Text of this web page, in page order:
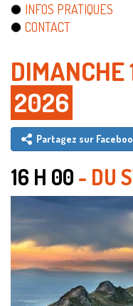
INFOS PRATIQUES
CONTACT
DIMANCHE
2026
Partagez sur
16 H 00 - DU